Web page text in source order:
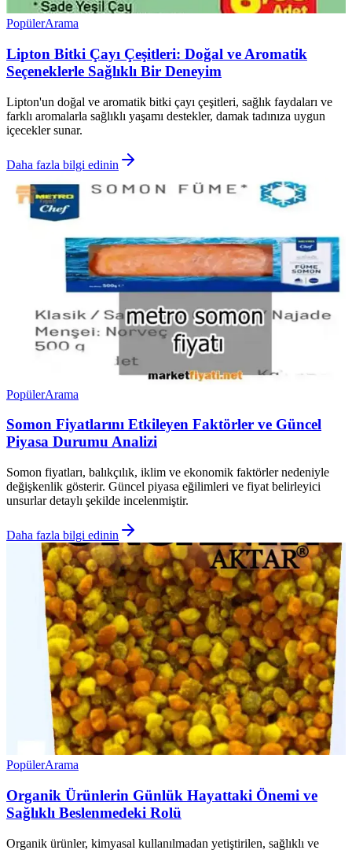
PopülerArama
Lipton Bitki Çayı Çeşitleri: Doğal ve Aromatik
Seçeneklerle Sağlıklı Bir Deneyim
Lipton'un doğal ve aromatik bitki çayı çeşitleri, sağlık faydaları ve
farklı aromalarla sağlıklı yaşamı destekler, damak tadınıza uygun
içecekler sunar.
Daha fazla bilgi edinin
PopülerArama
Somon Fiyatlarını Etkileyen Faktörler ve Güncel
Piyasa Durumu Analizi
Somon fiyatları, balıkçılık, iklim ve ekonomik faktörler nedeniyle
değişkenlik gösterir. Güncel piyasa eğilimleri ve fiyat belirleyici
unsurlar detaylı şekilde incelenmiştir.
Daha fazla bilgi edinin
PopülerArama
Organik Ürünlerin Günlük Hayattaki Önemi ve
Sağlıklı Beslenmedeki Rolü
Organik ürünler, kimyasal kullanılmadan yetiştirilen, sağlıklı ve